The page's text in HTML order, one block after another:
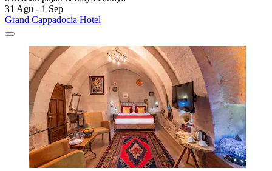
31 Agu - 1 Sep
Grand Cappadocia Hotel